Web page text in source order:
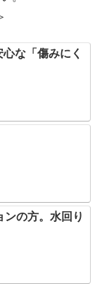
な「傷みにく
ンの方。水回り